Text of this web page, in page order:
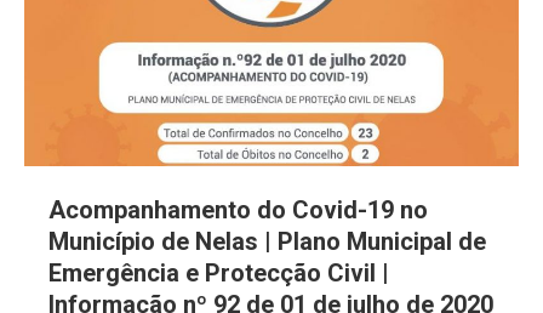
Acompanhamento do Covid-19 no
Município de Nelas | Plano Municipal de
Emergência e Protecção Civil |
Informação nº 92 de 01 de julho de 2020